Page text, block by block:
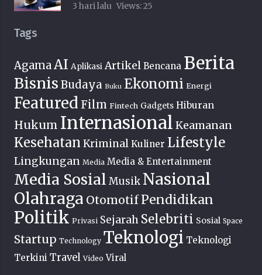
3 hari lalu Views:25
Tags
AgamaAI Aplikasi Artikel Bencana Berita
Bisnis Budaya Buku Ekonomi Energi
Featured Film Fintech Gadgets Hiburan
Hukum Internasional Keamanan
Kesehatan Kriminal Kuliner Lifestyle
Lingkungan Media Media & Entertainment
Media Sosial Musik Nasional
Olahraga Otomotif Pendidikan
Politik Privasi Sejarah Selebriti Sosial Space
Startup Technology Teknologi Teknologi
Terkini Travel Video Viral